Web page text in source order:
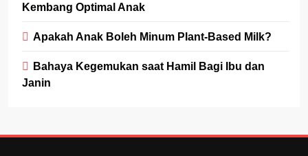
Kembang Optimal Anak
Apakah Anak Boleh Minum Plant-Based Milk?
Bahaya Kegemukan saat Hamil Bagi Ibu dan
Janin